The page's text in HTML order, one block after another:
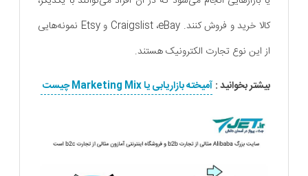
کالا خرید و فروش کنند. Craigslist ،eBay و Etsy نمونه‌هایی
از این نوع تجارت الکترونیک هستند.
بیشتر بخوانید : آمیخته بازاریابی یا Marketing Mix چیست